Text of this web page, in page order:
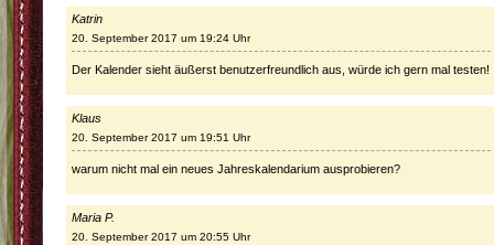
Katrin
20. September 2017 um 19:24 Uhr
Der Kalender sieht äußerst benutzerfreundlich aus, würde ich gern mal testen!
Klaus
20. September 2017 um 19:51 Uhr
warum nicht mal ein neues Jahreskalendarium ausprobieren?
Maria P.
20. September 2017 um 20:55 Uhr